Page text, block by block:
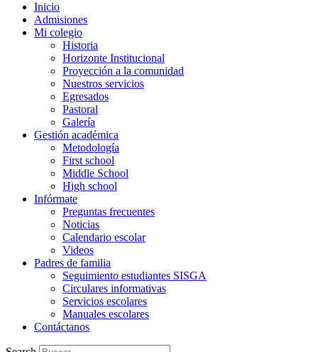
Inicio
Admisiones
Mi colegio
Historia
Horizonte Institucional
Proyección a la comunidad
Nuestros servicios
Egresados
Pastoral
Galería
Gestión académica
Metodología
First school
Middle School
High school
Infórmate
Preguntas frecuentes
Noticias
Calendario escolar
Videos
Padres de familia
Seguimiento estudiantes SISGA
Circulares informativas
Servicios escolares
Manuales escolares
Contáctanos